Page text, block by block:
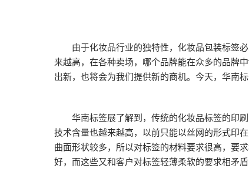
展馆平面
往届回顾
感谢信
由于化妆品行业的独特性，化妆品包装标签必
来越高，在各种卖场，哪个品牌能在众多的品牌
出新，也将会为我们提供新的商机。今天，华南
华南标签展了解到，传统的化妆品标签的印刷
技术含量也越来越高，以前只能以丝网的形式印
曲面形状较多，所以对标签的材料要求很高，要
好，而这些又和客户对标签轻薄柔软的要求相矛